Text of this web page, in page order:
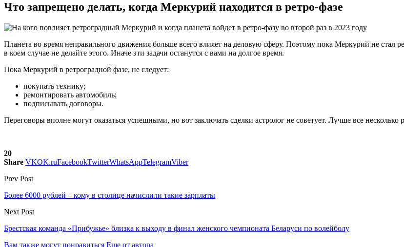
Что запрещено делать, когда Меркурий находится в ретро-фазе
Планета во время неправильного движения больше всего влияет на деловую сферу. Поэтому пока Меркурий не стал
в коем случае не делайте этого. Иначе эти задачи останутся с вами на долгое время.
Пока Меркурий в ретроградной фазе, не следует:
покупать технику;
ремонтировать автомобиль;
подписывать договоры.
Переговоры вполне могут оказаться успешными, но вот заключать сделки астролог не советует. Лучше все несколько
20
Share VKOK.ruFacebookTwitterWhatsAppTelegramViber
Prev Post
Более 6000 рублей – кому в столице начислили такие зарплаты
Next Post
Брестская команда «Прибужье» близка к выходу в финал женского чемпионата Беларуси по волейболу
Вам также могут понравиться Еще от автора